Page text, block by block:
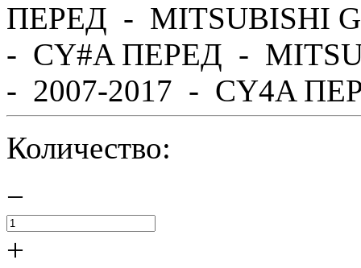
ПЕРЕД - MITSUBISHI
- CY#A ПЕРЕД -
- 2007-2017 - CY4A
Количество:
−
+